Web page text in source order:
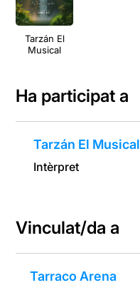
Tarzán El
Musical
Ha participat a
Tarzán El Musical
Intèrpret
Vinculat/da a
Tarraco Arena